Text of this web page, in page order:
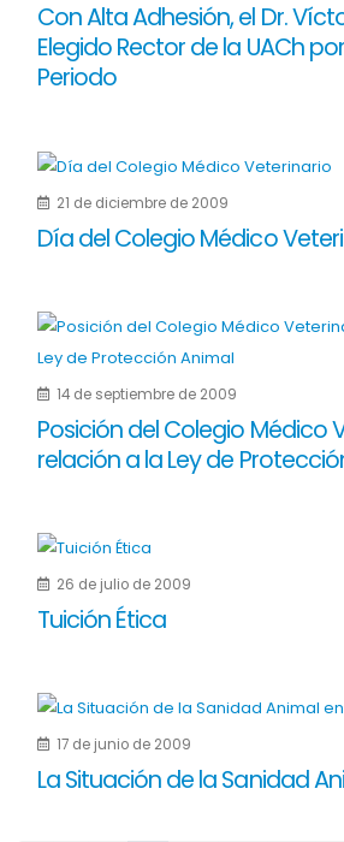
Con Alta Adhesión, el Dr.
Elegido Rector de la UACh
Periodo
21 de diciembre de 2009
Día del Colegio Médico
14 de septiembre de 2009
Posición del Colegio Médico
relación a la Ley de
26 de julio de 2009
Tuición Ética
17 de junio de 2009
La Situación de la Sanidad